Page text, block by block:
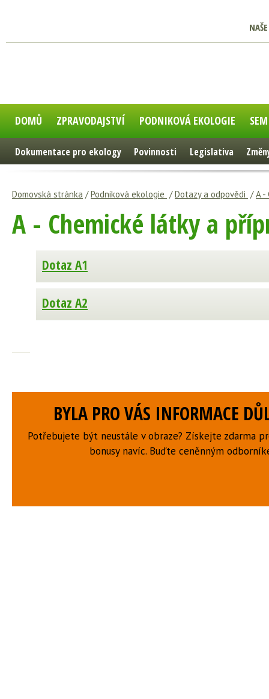
DOMŮ ZPRAVODAJSTVÍ PODNIKOVÁ EKOLOGIE
Dokumentace pro ekology Povinnosti Legislativa
Domovská stránka /Podniková ekologie /Dotazy a odpovědi /A -
A - Chemické látky a
Dotaz A1
Dotaz A2
BYLA PRO VÁS INFORMACE
Potřebujete být neustále v obraze? Získejte zdarma
bonusy navíc. Buďte ceněnným